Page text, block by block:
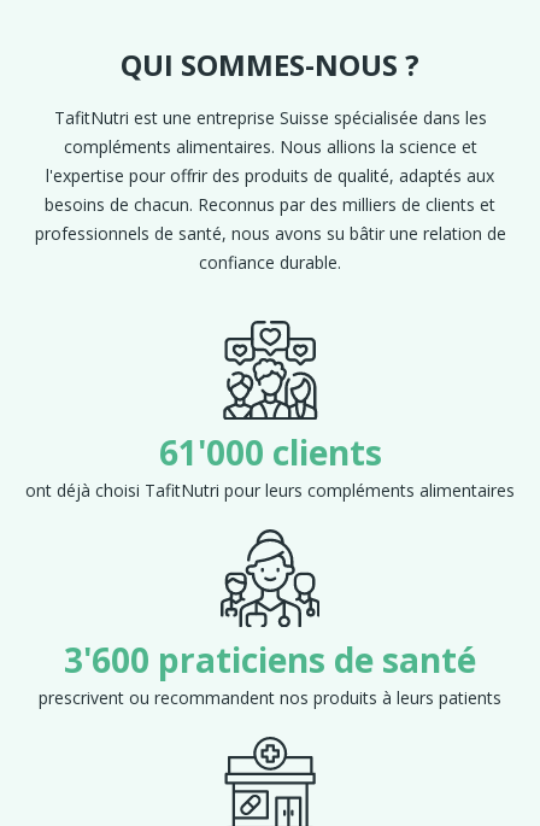
QUI SOMMES-NOUS ?
TafitNutri est une entreprise Suisse spécialisée dans les
compléments alimentaires. Nous allions la science et
l'expertise pour offrir des produits de qualité, adaptés aux
besoins de chacun. Reconnus par des milliers de clients et
professionnels de santé, nous avons su bâtir une relation de
confiance durable.
61'000 clients
ont déjà choisi TafitNutri pour leurs compléments alimentaires
3'600 praticiens de santé
prescrivent ou recommandent nos produits à leurs patients